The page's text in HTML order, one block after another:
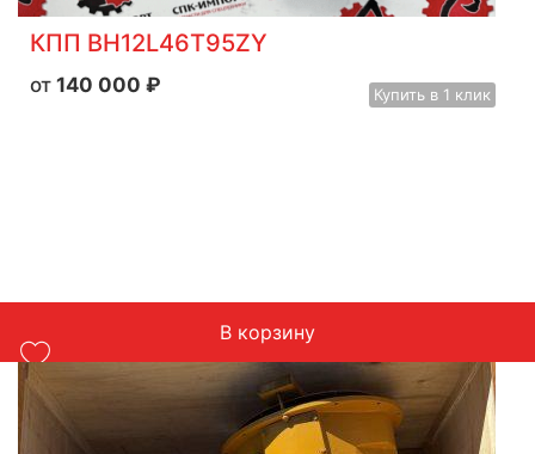
КПП BH12L46T95ZY
140 000 ₽ Купить в 1 клик
В корзину